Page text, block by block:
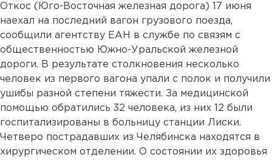
Откос (Юго-Восточная железная дорога) 17 июня
наехал на последний вагон грузового поезда,
сообщили агентству ЕАН в службе по связям с
общественностью Южно-Уральской железной
дороги. В результате столкновения несколько
человек из первого вагона упали с полок и получили
ушибы разной степени тяжести. За медицинской
помощью обратились 32 человека, из них 12 были
госпитализированы в больницу станции Лиски.
Четверо пострадавших из Челябинска находятся в
хирургическом отделении. О состоянии их здоровья